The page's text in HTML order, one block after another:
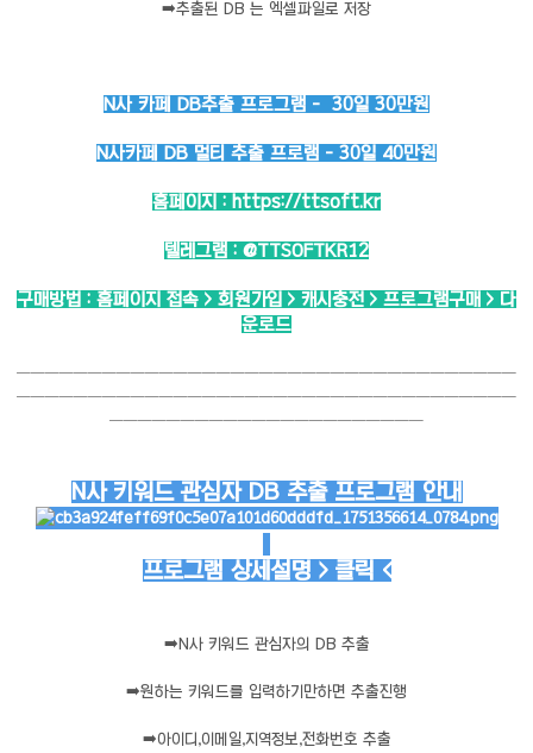
➡️추출된 DB 는 엑셀파일로 저장
N사 카페 DB추출 프로그램 - 30일 30만원
N사카페 DB 멀티 추출 프로램 - 30일 40만원
홈페이지 : https://ttsoft.kr
텔레그램 : @TTSOFTKR12
구매방법 : 홈페이지 접속 > 회원가입 > 캐시충전 > 프로그램구매 > 다
운로드
───────────────────────────────────
───────────────────────────────────
──────────────────────
N사 키워드 관심자 DB 추출 프로그램 안내
프로그램 상세설명 > 클릭 <
➡️ N사 키워드 관심자의 DB 추출
➡️원하는 키워드를 입력하기만하면 추출진행
➡️아이디,이메일,지역정보,전화번호 추출